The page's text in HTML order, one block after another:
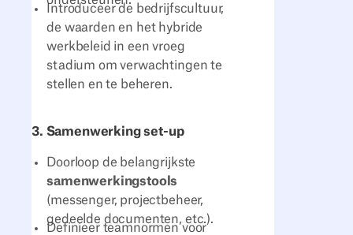
Introduceer de bedrijfscultuur,
de waarden en het hybride
werkbeleid in een vroeg
stadium om verwachtingen te
stellen en te beheren.
3. Samenwerking set-up
Doorloop de belangrijkste
samenwerkingstools
(messenger, projectbeheer,
gedeelde documenten, etc.).
Definieer teamnormen voor